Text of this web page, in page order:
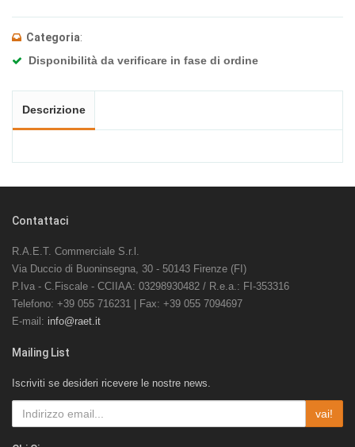
Categoria:
Disponibilità da verificare in fase di ordine
Descrizione
Contattaci
R.A.E.T. Commerciale S.r.l.
Via Duccio di Buoninsegna, 30 - 50143 Firenze (FI)
P.Iva - C.Fiscale - CCIIAA: 03298930482 / R.e.a.: FI-353316
Telefono: +39 055 716231 | Fax: +39 055 7094697
E-mail: info@raet.it
Mailing List
Iscriviti se desideri ricevere le nostre news.
vai!